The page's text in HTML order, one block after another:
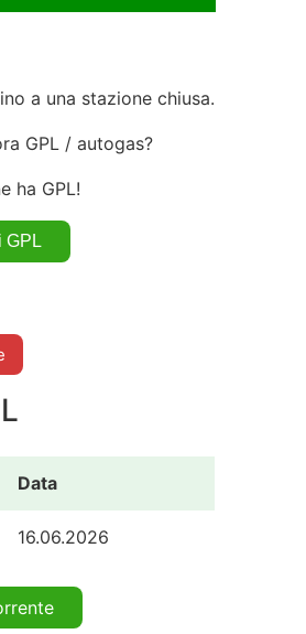
a una stazione chiusa.
GPL / autogas?
ha GPL!
Data
16.06.2026